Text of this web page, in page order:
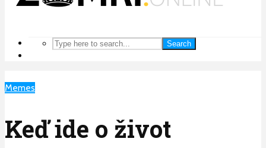
Search
Memes
Keď ide o život